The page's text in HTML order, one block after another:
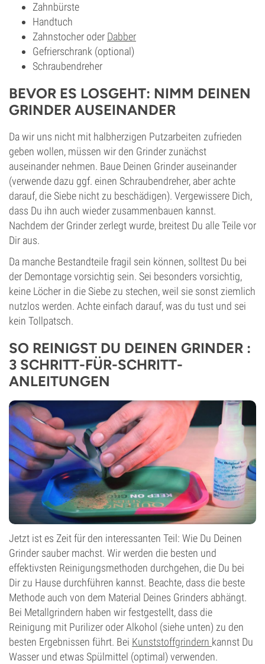
Zahnbürste
Handtuch
Zahnstocher oder Dabber
Gefrierschrank (optional)
Schraubendreher
BEVOR ES LOSGEHT: NIMM DEINEN
GRINDER AUSEINANDER
Da wir uns nicht mit halbherzigen Putzarbeiten zufrieden
geben wollen, müssen wir den Grinder zunächst
auseinander nehmen. Baue Deinen Grinder auseinander
(verwende dazu ggf. einen Schraubendreher, aber achte
darauf, die Siebe nicht zu beschädigen). Vergewissere Dich,
dass Du ihn auch wieder zusammenbauen kannst.
Nachdem der Grinder zerlegt wurde, breitest Du alle Teile vor
Dir aus.
Da manche Bestandteile fragil sein können, solltest Du bei
der Demontage vorsichtig sein. Sei besonders vorsichtig,
keine Löcher in die Siebe zu stechen, weil sie sonst ziemlich
nutzlos werden. Achte einfach darauf, was du tust und sei
kein Tollpatsch.
SO REINIGST DU DEINEN GRINDER :
3 SCHRITT-FÜR-SCHRITT-
ANLEITUNGEN
Jetzt ist es Zeit für den interessanten Teil: Wie Du Deinen
Grinder sauber machst. Wir werden die besten und
effektivsten Reinigungsmethoden durchgehen, die Du bei
Dir zu Hause durchführen kannst. Beachte, dass die beste
Methode auch von dem Material Deines Grinders abhängt.
Bei Metallgrindern haben wir festgestellt, dass die
Reinigung mit Purilizer oder Alkohol (siehe unten) zu den
besten Ergebnissen führt. Bei Kunststoffgrindern kannst Du
Wasser und etwas Spülmittel (optimal) verwenden.